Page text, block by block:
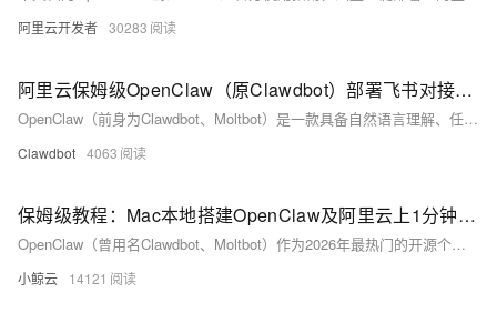
阿里云开发者 30283
阿里云保姆级OpenClaw（原Clawdbot）部署飞书对接教程 手把手教你搭建AI助手
OpenClaw（前身为Clawdbot、Moltbot）是一款具备自然语言理解、任务自动化执行与多工具集成能力的AI代理工具，无需专业编程技能，即可实现文档处理、日程管理、信息查询、开发辅助、轻量团队协同等多元实操功能，适配个人办公与团队协作等多种场景。2026年，OpenClaw在版本迭代中进一步优化了与飞书的集成适配，阿里云则针对新手用户推出专属一键部署方案，通过预置标准化专属镜像，提前完成运行环境、核心依赖的安装配置，彻底简化了传统部署中复杂的参数调试、依赖冲突解决等流程，真正实现“零技术门槛、秒级落地”，无需额外开发即可完成与飞书的无缝联动。
Clawdbot 4063
保姆级教程：Mac本地搭建OpenClaw及阿里云上1分钟部署OpenClaw+飞书集成实战指南
OpenClaw（曾用名Clawdbot、Moltbot）作为2026年最热门的开源个人AI助手平台，以“自然语言驱动自动化”为核心，支持对接飞书、Telegram等主流通讯工具，可替代人工完成文件操作、日历管理、邮件处理等重复性工作。其模块化架构适配多系统环境，既可以在Mac上本地化部署打造私人助手，也能通过阿里云实现7×24小时稳定运行，完美兼顾隐私性与便捷性。
小鲸云 14121